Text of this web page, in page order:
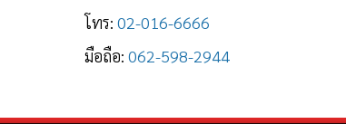
โทร: 02-016-6666
มือถือ: 062-598-2944